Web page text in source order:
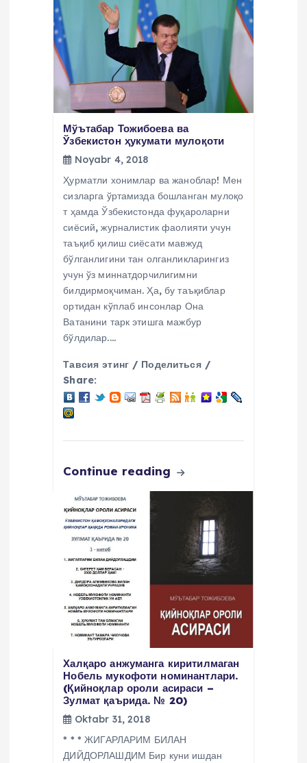
Мўътабар Тожибоева ва
Ўзбекистон ҳукумати мулоқоти
Noyabr 4, 2018
Ҳурматли хонимлар ва жаноблар! Мен
сизларга ўртамизда бошланган мулоқо
т ҳамда Ўзбекистонда фуқароларни
сиёсий, журналистик фаолияти учун
таъқиб қилиш сиёсати мавжуд
бўлганлигини тан олганликларингиз
учун ўз миннатдорчилигимни
билдирмоқчиман. Ҳа, бу таъқиблар
ортидан кўплаб инсонлар Она
Ватанини тарк этишга мажбур
бўлдилар.…
Тавсия этинг / Поделиться /
Share:
Continue reading
Халқаро анжуманга киритилмаган
Нобель мукофоти номинантлари.
(Қийноқлар ороли асираси –
Зулмат қаърида. № 20)
Oktabr 31, 2018
* * * ЖИГАРЛАРИМ БИЛАН
ДИЙДОРЛАШДИМ Бир куни ишдан